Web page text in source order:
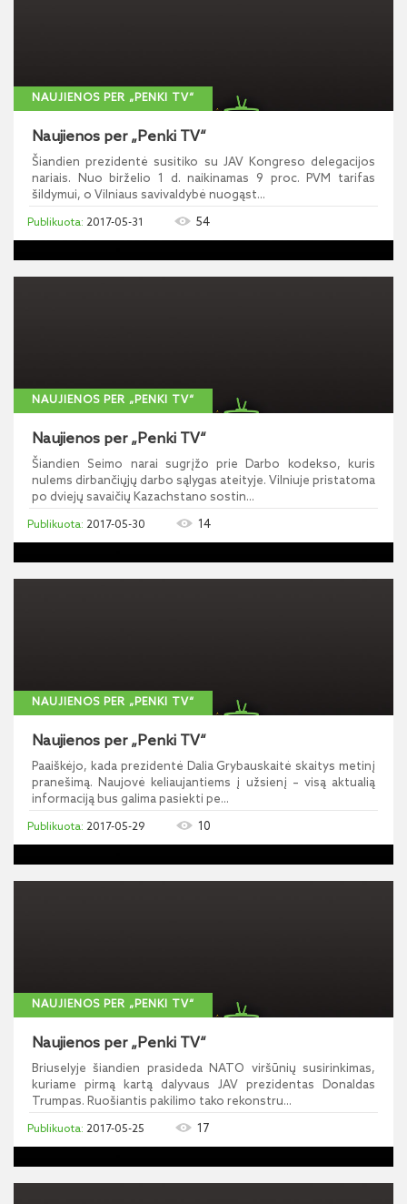
NAUJIENOS PER „PENKI TV“
Naujienos per „Penki TV“
Šiandien prezidentė susitiko su JAV Kongreso delegacijos
nariais. Nuo birželio 1 d. naikinamas 9 proc. PVM tarifas
šildymui, o Vilniaus savivaldybė nuogąst...
2017-05-31 54
NAUJIENOS PER „PENKI TV“
Naujienos per „Penki TV“
Šiandien Seimo narai sugrįžo prie Darbo kodekso, kuris
nulems dirbančiųjų darbo sąlygas ateityje. Vilniuje pristatoma
po dviejų savaičių Kazachstano sostin...
2017-05-30 14
NAUJIENOS PER „PENKI TV“
Naujienos per „Penki TV“
Paaiškėjo, kada prezidentė Dalia Grybauskaitė skaitys metinį
pranešimą. Naujovė keliaujantiems į užsienį – visą aktualią
informaciją bus galima pasiekti pe...
2017-05-29 10
NAUJIENOS PER „PENKI TV“
Naujienos per „Penki TV“
Briuselyje šiandien prasideda NATO viršūnių susirinkimas,
kuriame pirmą kartą dalyvaus JAV prezidentas Donaldas
Trumpas. Ruošiantis pakilimo tako rekonstru...
2017-05-25 17